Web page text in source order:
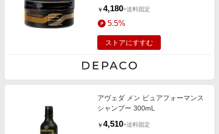
￥ 4,180+送料固定
5.5%
ストアにすすむ
アヴェダ メン ピュアフォーマンス
シャンプー 300mL
￥ 4,510+送料固定